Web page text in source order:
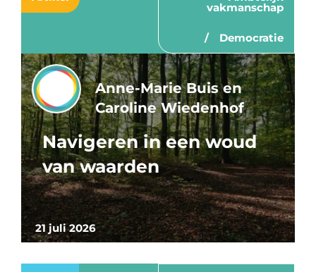
vakmanschap
Democratie
21 juli 2026
Anne-Marie Buis en
Caroline Wiedenhof
Navigeren in een woud
van waarden